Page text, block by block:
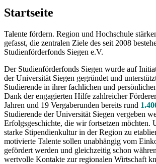
Startseite
Talente fördern. Region und Hochschule
gefasst, die zentralen Ziele des seit 2008
Studienförderfonds Siegen e.V.
Der Studienförderfonds Siegen wurde auf
der Universität Siegen gegründet und
Studierende in ihrer fachlichen und
Dank der engagierten Hilfe zahlreicher
Jahren und 19 Vergaberunden bereits rund
Studierende der Universität Siegen vergeben
Erfolgsgeschichte, die wir fortsetzen möchten.
starke Stipendienkultur in der Region zu
motivierte Talente sollen unabhängig vom
gefördert werden und gleichzeitig schon
wertvolle Kontakte zur regionalen Wirtschaft